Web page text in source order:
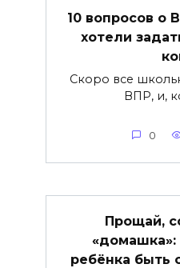
10 вопросов о
хотели
Скоро все
ВПР, и,
0
Прощай,
«домашка»:
ребёнка быть